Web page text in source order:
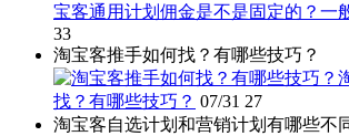
宝客通用计划佣金是不是固定的？一
33
淘宝客推手如何找？有哪些技巧？
找？有哪些技巧？ 07/31 27
淘宝客自选计划和营销计划有哪些不